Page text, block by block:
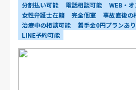
分割払い可能
電話相談可能
WEB・
女性弁護士在籍
完全個室
事故直後の
治療中の相談可能
着手金0円プランあり
LINE予約可能